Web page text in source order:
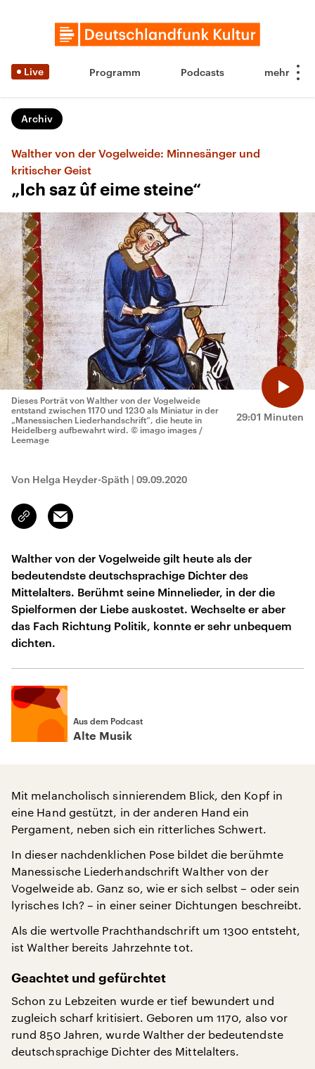
Live Programm Podcasts
Archiv
Walther von der Vogelweide: Minnesänger und
kritischer Geist
„Ich saz ûf eime steine“
29:01 Minuten
Dieses Porträt von Walther von der Vogelweide
entstand zwischen 1170 und 1230 als Miniatur in der
„Manessischen Liederhandschrift“, die heute in
Heidelberg aufbewahrt wird. © imago images /
Leemage
Von Helga Heyder-Späth | 09.09.2020
Link
kopieren/teilen
Email
Walther von der Vogelweide gilt heute als der
bedeutendste deutschsprachige Dichter des
Mittelalters. Berühmt seine Minnelieder, in der die
Spielformen der Liebe auskostet. Wechselte er aber
das Fach Richtung Politik, konnte er sehr unbequem
dichten.
Aus dem Podcast
Alte Musik
Mit melancholisch sinnierendem Blick, den Kopf in
eine Hand gestützt, in der anderen Hand ein
Pergament, neben sich ein ritterliches Schwert.
In dieser nachdenklichen Pose bildet die berühmte
Manessische Liederhandschrift Walther von der
Vogelweide ab. Ganz so, wie er sich selbst – oder sein
lyrisches Ich? – in einer seiner Dichtungen beschreibt.
Als die wertvolle Prachthandschrift um 1300 entsteht,
ist Walther bereits Jahrzehnte tot.
Geachtet und gefürchtet
Schon zu Lebzeiten wurde er tief bewundert und
zugleich scharf kritisiert. Geboren um 1170, also vor
rund 850 Jahren, wurde Walther der bedeutendste
deutschsprachige Dichter des Mittelalters.